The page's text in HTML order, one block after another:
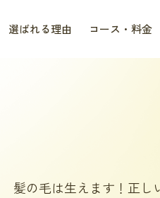
選ばれる理由 コース・料金
髪の毛は生えます！正し